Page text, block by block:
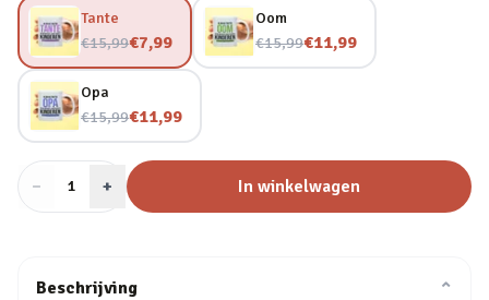
Tante
€15,99
Nu voor€7,99
Oom
€15,99
Nu voor€11,99
Opa
€15,99
Nu voor€11,99
− Aantal
1 + In winkelwagen
Beschrijving ⌄